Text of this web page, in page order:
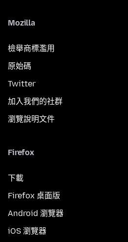
Mozilla
檢舉商標濫用
原始碼
Twitter
加入我們的社群
瀏覽說明文件
Firefox
下載
Firefox 桌面版
Android 瀏覽器
iOS 瀏覽器